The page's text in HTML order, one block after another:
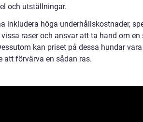
och utställningar.
inkludera höga underhållskostnader,
raser och ansvar att ta hand om en
kan priset på dessa hundar
att förvärva en sådan ras.